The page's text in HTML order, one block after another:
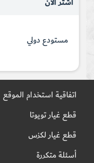
مستودع دولي
اتفاقية استخدام الموقع
قطع غيار تويوتا
قطع غيار لكزس
أسئلة متكررة